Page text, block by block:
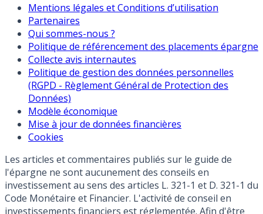
Mentions légales et Conditions d’utilisation
Partenaires
Qui sommes-nous ?
Politique de référencement des placements épargne
Collecte avis internautes
Politique de gestion des données personnelles
(RGPD - Règlement Général de Protection des
Données)
Modèle économique
Mise à jour de données financières
Cookies
Les articles et commentaires publiés sur le guide de
l'épargne ne sont aucunement des conseils en
investissement au sens des articles L. 321-1 et D. 321-1 du
Code Monétaire et Financier. L'activité de conseil en
investissements financiers est réglementée. Afin d'être